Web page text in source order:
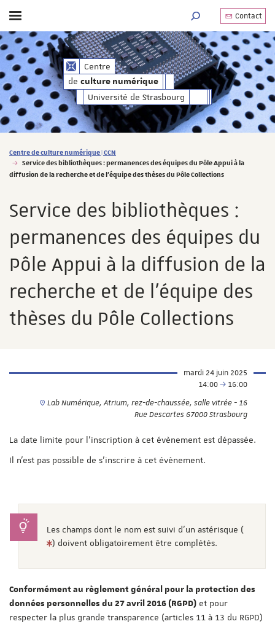
Centredeculture numérique
de culture numérique
Université de Strasbourg
Afficher / masquer le menu MOTEUR DE
Contact
Vous êtes ici :
Centre de culture numérique | CCN
Service des bibliothèques : permanences des équipes du Pôle Appui à la
diffusion de la recherche et de l'équipe des thèses du Pôle Collections
Service des bibliothèques :
permanences des équipes du
Pôle Appui à la diffusion de la
recherche et de l'équipe des
thèses du Pôle Collections
mardi 24 juin 2025
14:00
16:00
Lab Numérique, Atrium, rez-de-chaussée, salle vitrée - 16
Rue Descartes 67000 Strasbourg
La date limite pour l'inscription à cet évènement est dépassée.
Il n'est pas possible de s'inscrire à cet évènement.
Les champs dont le nom est suivi d'un astérisque (
) doivent obligatoirement être complétés.
Conformément au règlement général pour la protection des
données personnelles du 27 avril 2016 (RGPD) et pour
respecter la plus grande transparence (articles 11 à 13 du RGPD)